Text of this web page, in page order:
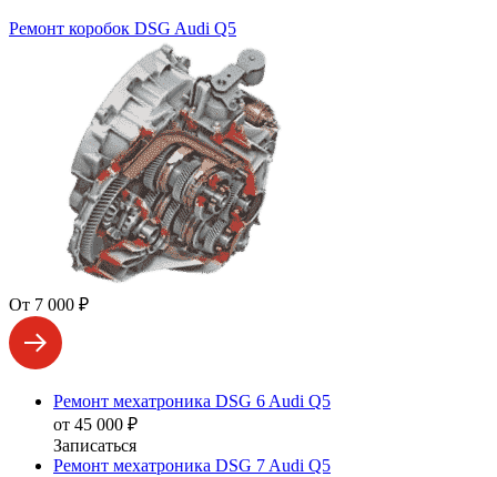
Ремонт коробок DSG Audi Q5
От 7 000 ₽
Ремонт мехатроника DSG 6 Audi Q5
от 45 000 ₽
Записаться
Ремонт мехатроника DSG 7 Audi Q5